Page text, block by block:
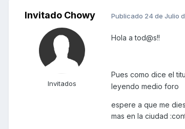
Invitado Chowy
Invitados
Publicado 24 de Julio
Hola a tod@s!!
Pues como dice el
leyendo medio foro
espere a que me
mas en la ciudad